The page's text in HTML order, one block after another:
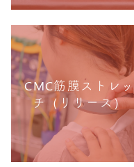
CMC筋膜ストレッ
チ（リリース）